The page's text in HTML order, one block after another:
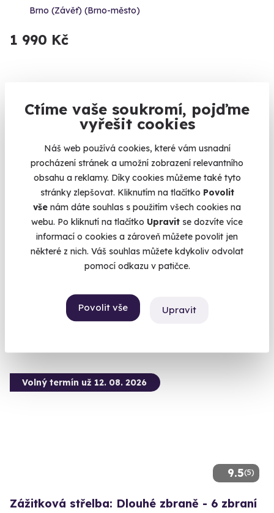
Ctíme vaše soukromí, pojďme
vyřešit cookies
Náš web používá cookies, které vám usnadní
procházení stránek a umožní zobrazení relevantního
obsahu a reklamy. Díky cookies můžeme také tyto
stránky zlepšovat. Kliknutím na tlačítko Povolit
vše nám dáte souhlas s použitím všech cookies na
webu. Po kliknutí na tlačítko Upravit se dozvíte více
informací o cookies a zároveň můžete povolit jen
některé z nich. Váš souhlas můžete kdykoliv odvolat
pomocí odkazu v patičce.
Povolit vše Upravit
Brno (Závěť) (Brno-město)
1 990 Kč
10.0
Volný termín už 15. 08. 2026
ArtMoment | Luxusní brunch s malováním
zlatem
Vaše umělecké dílo – mezi pistáciovou brioškou a kapkou
1 990 Kč
9.5(5)
Volný termín už 12. 08. 2026
Zážitková střelba: Dlouhé zbraně - 6 zbraní